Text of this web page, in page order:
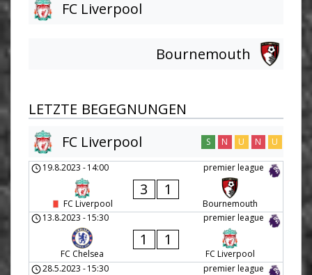
FC Liverpool
Bournemouth
LETZTE BEGEGNUNGEN
FC Liverpool
S N U N U
premier league
19.8.2023 -14:00
FC Liverpool
3 1
Bournemouth
premier league
13.8.2023 -15:30
FC Chelsea
1 1
FC Liverpool
premier league
28.5.2023 -15:30